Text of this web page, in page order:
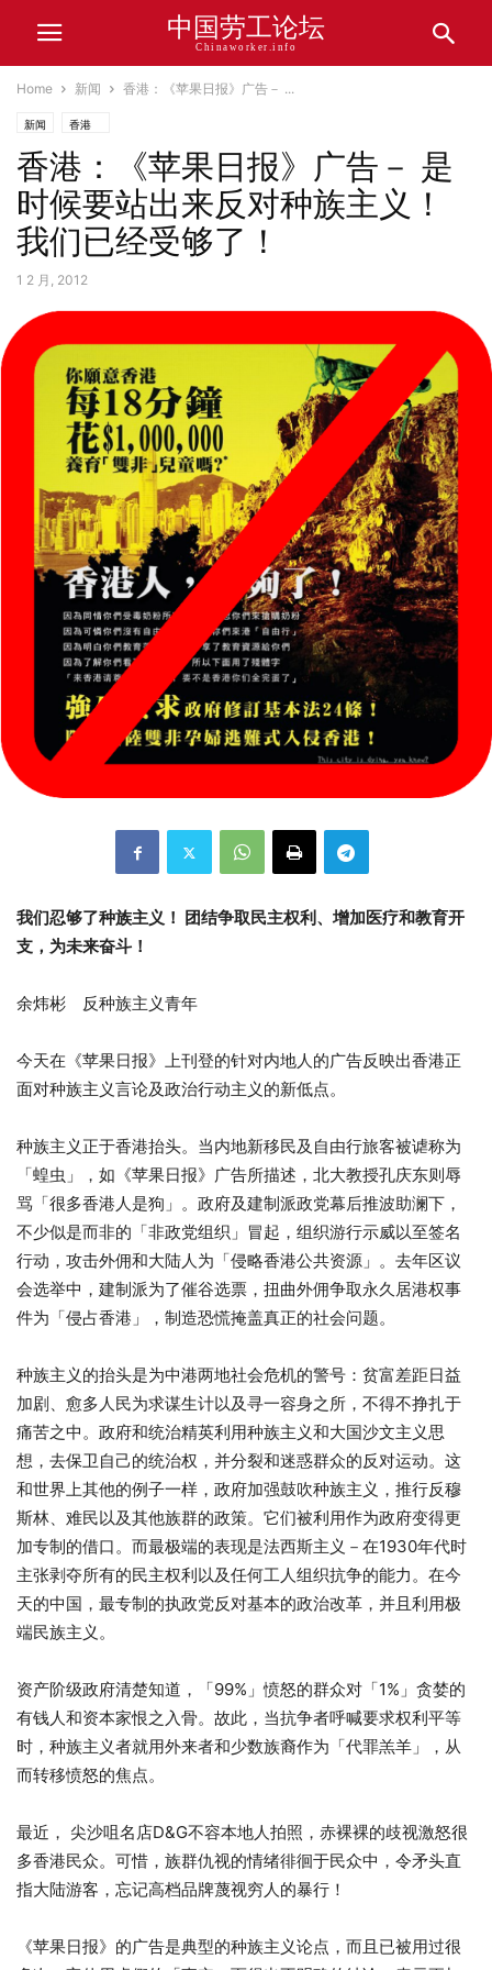
中国劳工论坛
Chinaworker.info
Home 新闻 香港：《苹果日报》广告－ ...
新闻 香港
香港：《苹果日报》广告－ 是
时候要站出来反对种族主义！
我们已经受够了！
1 2 月, 2012
我们忍够了种族主义！ 团结争取民主权利、增加医疗和教育开
支，为未来奋斗！
余炜彬 反种族主义青年
今天在《苹果日报》上刊登的针对内地人的广告反映出香港正
面对种族主义言论及政治行动主义的新低点。
种族主义正于香港抬头。当内地新移民及自由行旅客被谑称为
「蝗虫」，如《苹果日报》广告所描述，北大教授孔庆东则辱
骂「很多香港人是狗」。政府及建制派政党幕后推波助澜下，
不少似是而非的「非政党组织」冒起，组织游行示威以至签名
行动，攻击外佣和大陆人为「侵略香港公共资源」。去年区议
会选举中，建制派为了催谷选票，扭曲外佣争取永久居港权事
件为「侵占香港」，制造恐慌掩盖真正的社会问题。
种族主义的抬头是为中港两地社会危机的警号：贫富差距日益
加剧、愈多人民为求谋生计以及寻一容身之所，不得不挣扎于
痛苦之中。政府和统治精英利用种族主义和大国沙文主义思
想，去保卫自己的统治权，并分裂和迷惑群众的反对运动。这
和世界上其他的例子一样，政府加强鼓吹种族主义，推行反穆
斯林、难民以及其他族群的政策。它们被利用作为政府变得更
加专制的借口。而最极端的表现是法西斯主义－在1930年代时
主张剥夺所有的民主权利以及任何工人组织抗争的能力。在今
天的中国，最专制的执政党反对基本的政治改革，并且利用极
端民族主义。
资产阶级政府清楚知道，「99%」愤怒的群众对「1%」贪婪的
有钱人和资本家恨之入骨。故此，当抗争者呼喊要求权利平等
时，种族主义者就用外来者和少数族裔作为「代罪羔羊」，从
而转移愤怒的焦点。
最近， 尖沙咀名店D&G不容本地人拍照，赤裸裸的歧视激怒很
多香港民众。可惜，族群仇视的情绪徘徊于民众中，令矛头直
指大陆游客，忘记高档品牌蔑视穷人的暴行！
《苹果日报》的广告是典型的种族主义论点，而且已被用过很